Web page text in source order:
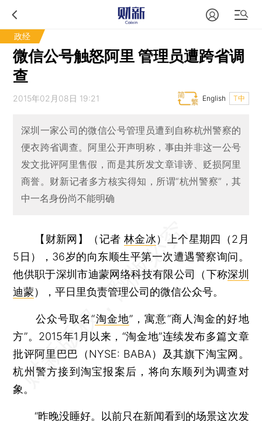
政经
微信公号触怒阿里 管理员遭跨省调
查
2015年02月08日 19:21 T中
English
深圳一家公司的微信公号管理员遭到自称杭州警察的
便衣跨省调查。阿里公开声明称，事由并非这一公号
发文批评阿里售假，而是其所发文章诽谤、贬损阿里
商誉。财新记者多方核实得知，所谓“杭州警察”，其
中一名身份尚不能明确
【财新网】（记者林金冰）
上个星期四（2月
5日），36岁的向东顺生平第一次遭遇警察询问。
他供职于深圳市迪蒙网络科技有限公司（下称深圳
迪蒙），平日里负责管理公司的微信公众号。
公众号取名“淘金地”，寓意“商人淘金的好地
方”。2015年1月以来，“淘金地”连续发布多篇文章
批评阿里巴巴（NYSE: BABA）及其旗下淘宝网。
杭州警方接到淘宝报案后，将向东顺列为调查对
象。
“昨晚没睡好。以前只在新闻看到的场景这次发